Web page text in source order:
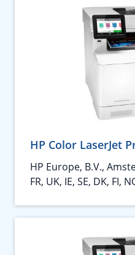
HP Color LaserJet
HP Europe, B.V.,
FR, UK, IE, SE, DK, FI,